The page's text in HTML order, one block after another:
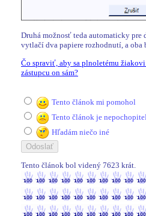
Druhá možnosť teda automaticky pre
vytlačí dva papiere rozhodnutí, a oba
Čo spraviť, aby sa plnoletému
zástupcu on sám?
Tento článok mi pomohol
Tento článok je
Hľadám niečo iné
Tento článok bol videný 7623 krát.